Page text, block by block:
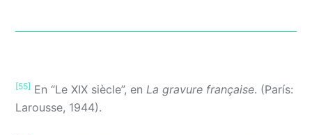
[55] En “Le XIX siècle”, en La gravure française. (París:
Larousse, 1944).